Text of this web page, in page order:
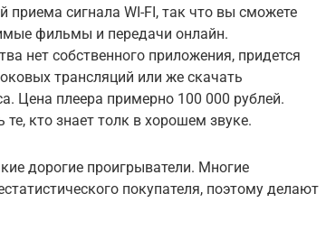
приема сигнала WI-FI, так что вы сможете
фильмы и передачи онлайн.
нет собственного приложения, придется
трансляций или же скачать
Цена плеера примерно 100 000 рублей.
кто знает толк в хорошем звуке.
дорогие проигрыватели. Многие
покупателя, поэтому делают